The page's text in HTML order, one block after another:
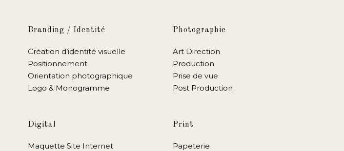
Branding / Identité
Création d’identité visuelle
Positionnement
Orientation photographique
Logo & Monogramme
Digital
Maquette Site Internet
Photographie
Art Direction
Production
Prise de vue
Post Production
Print
Papeterie